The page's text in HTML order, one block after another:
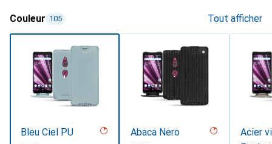
Couleur 105 Tout afficher
Bleu Ciel PU Abaca Nero
Acier